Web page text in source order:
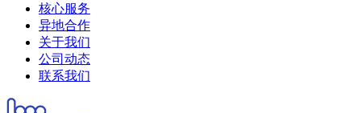
核心服务
异地合作
关于我们
公司动态
联系我们